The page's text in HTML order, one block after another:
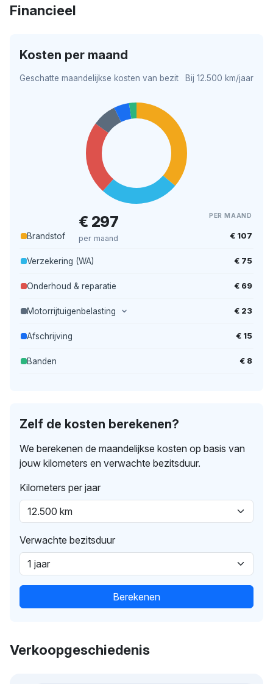
Financieel
Kosten per maand
Geschatte maandelijkse kosten van bezit Bij 12.500 km/jaar
€ 297
per maand
PER MAAND
Brandstof € 107
Verzekering (WA) € 75
Onderhoud & reparatie € 69
Motorrijtuigenbelasting € 23
Afschrijving € 15
Banden € 8
Zelf de kosten berekenen?
We berekenen de maandelijkse kosten op basis van
jouw kilometers en verwachte bezitsduur.
Kilometers per jaar
Verwachte bezitsduur
Berekenen
Verkoopgeschiedenis